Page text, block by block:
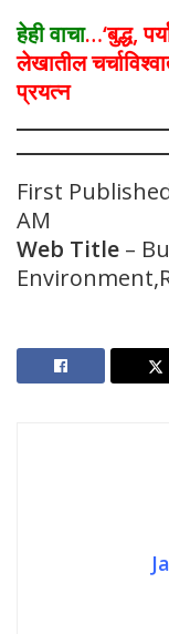
हेही वाचा…‘बुद्ध,
लेखातील
प्रयत्न
First
AM
Web Title –